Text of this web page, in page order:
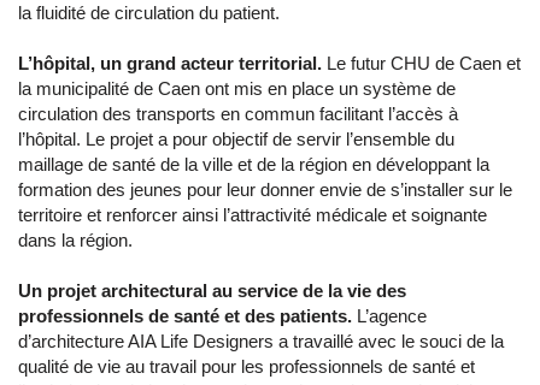
la fluidité de circulation du patient.
L’hôpital, un grand acteur territorial. Le futur CHU de Caen et
la municipalité de Caen ont mis en place un système de
circulation des transports en commun facilitant l’accès à
l’hôpital. Le projet a pour objectif de servir l’ensemble du
maillage de santé de la ville et de la région en développant la
formation des jeunes pour leur donner envie de s’installer sur le
territoire et renforcer ainsi l’attractivité médicale et soignante
dans la région.
Un projet architectural au service de la vie des
professionnels de santé et des patients. L’agence
d’architecture AIA Life Designers a travaillé avec le souci de la
qualité de vie au travail pour les professionnels de santé et